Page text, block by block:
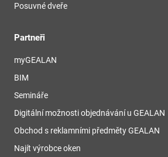
Posuvné dveře
Partneři
myGEALAN
BIM
Semináře
Digitální možnosti objednávání u GEALAN
Obchod s reklamními předměty GEALAN
Najít výrobce oken